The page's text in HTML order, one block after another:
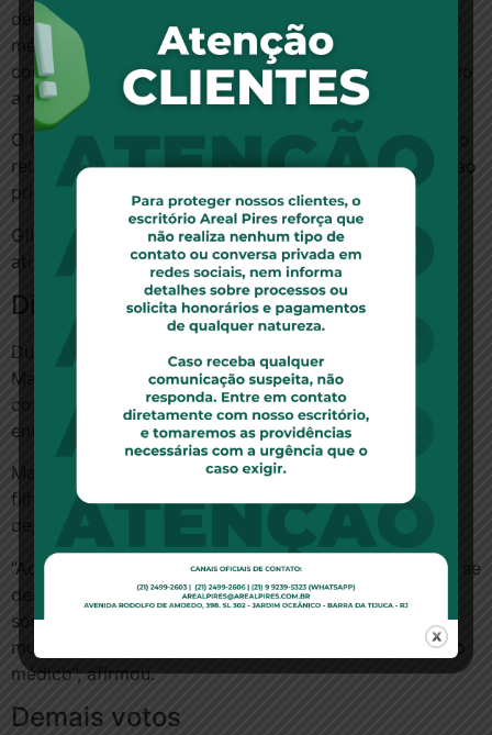
desconforto, pois muitas vezes sequer tem acesso ao
médico. “Em tudo desatende o que tinha sido
conquistado”, afirmou. “A Constituição vem protegendo
a mulher e a criança.”
O ministro Ricardo Lewandowski também votou com o
relator. “Estamos claramente diante de uma violação ao
princípio da vedação do retrocesso.”
Gilmar Mendes também votou contra o exercício de
atividades insalubres por gestantes e lactantes.
Divergência
Durante o julgamento desta quarta-feira, o ministro
Marco Aurélio Mello votou contra o pedido da
confederação, abrindo divergência em relação ao
entendimento de Alexandre de Moraes.
Marco Aurélio iniciou o voto dizendo ser pai de três
filhas e acrescentando que duas engravidaram e,
depois, amamentaram os filhos.
“Aqui não se discute direito à licença, que geralmente se
deixa para tirar até após o parto. Se cogita tão
somente da necessidade, se esse for o desejo da
mulher, da necessidade de ela apresentar um atestado
médico”, afirmou.
Demais votos